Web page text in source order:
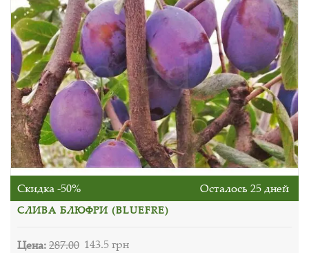
Скидка -50% Осталось 25 дней
СЛИВА БЛЮФРИ (BLUEFRE)
Цена:287.00 143.5 грн